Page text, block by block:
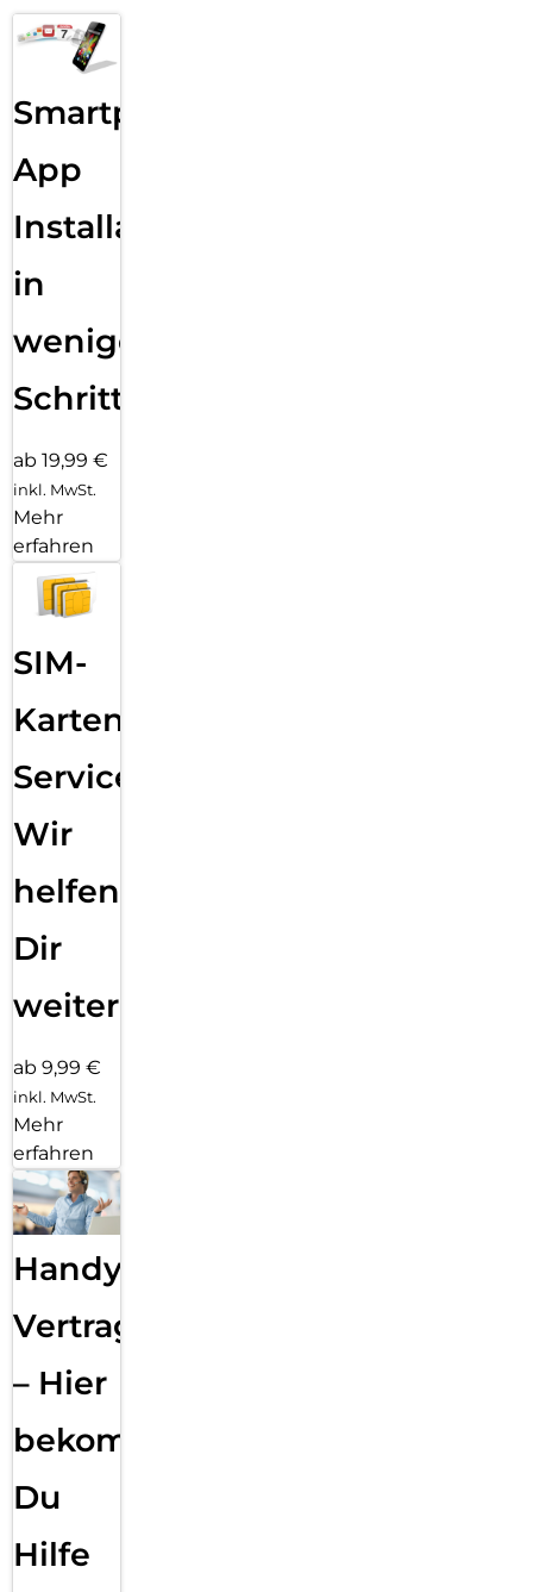
Smartphone
App
Installation
in
wenigen
Schritten
ab 19,99 €
inkl. MwSt.
Mehr
erfahren
SIM-
Karten
Service:
Wir
helfen
Dir
weiter
ab 9,99 €
inkl. MwSt.
Mehr
erfahren
Handy
Vertragsabwicklung
– Hier
bekommst
Du
Hilfe